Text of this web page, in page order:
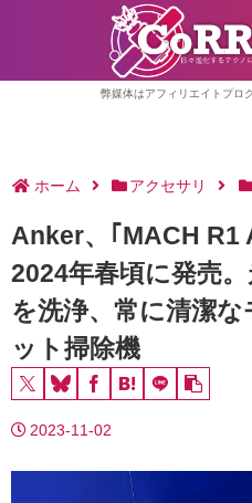
弊媒体はアフィリエイトプロ
ホーム アクセサリ
Anker、｢MACH R1
2024年春頃に発売
を洗浄、常に清潔
ット掃除機
2023-11-02